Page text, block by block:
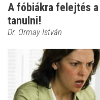
A fóbiákra felejtés a
tanulni!
Dr. Ormay István